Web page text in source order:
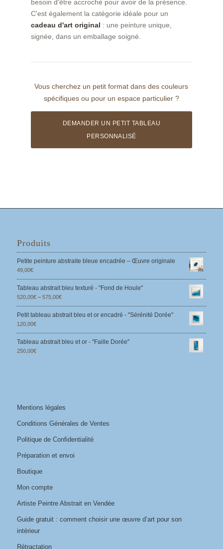
besoin d'être accroché pour avoir de la présence.
C'est également la catégorie idéale pour un
cadeau d'art original : une peinture unique,
signée, dans un emballage soigné.
Vous cherchez un petit format dans des couleurs
spécifiques ou pour un espace particulier ?
DEMANDER UN PETIT TABLEAU
PERSONNALISÉ
Produits
Petite peinture abstraite bleue encadrée – Œuvre originale
49,00€
Tableau abstrait bleu texturé - "Fond de Houle"
520,00€– 575,00€
Petit tableau abstrait bleu et or encadré - "Sérénité Dorée"
120,00€
Tableau abstrait bleu et or - "Faille Dorée"
250,00€
Mentions légales
Conditions Générales de Ventes
Politique de Confidentialité
Préparation et envoi
Boutique
Mon compte
Artiste Peintre Abstrait en Vendée
Guide gratuit : comment choisir une œuvre d’art pour son
intérieur
Rétractation